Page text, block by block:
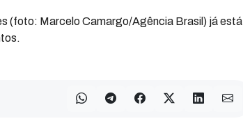
(foto: Marcelo Camargo/Agência Brasil) já está